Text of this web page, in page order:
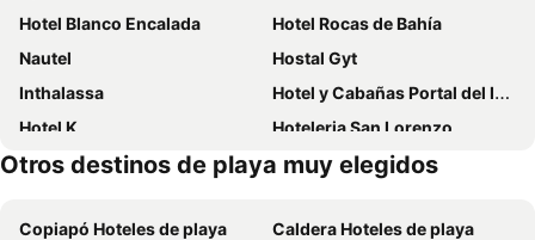
Hotel Blanco Encalada
Hotel Rocas de Bahía
Nautel
Hostal Gyt
Inthalassa
Hotel y Cabañas Portal del Inca
Hotel K
Hoteleria San Lorenzo
HOTEL QUINTA ESTACIÓN
Montecarlo
Otros destinos de playa muy elegidos
Copiapó Hoteles de playa
Caldera Hoteles de playa